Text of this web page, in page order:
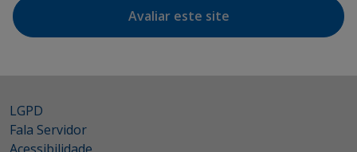
Avaliar este site
LGPD
Fala Servidor